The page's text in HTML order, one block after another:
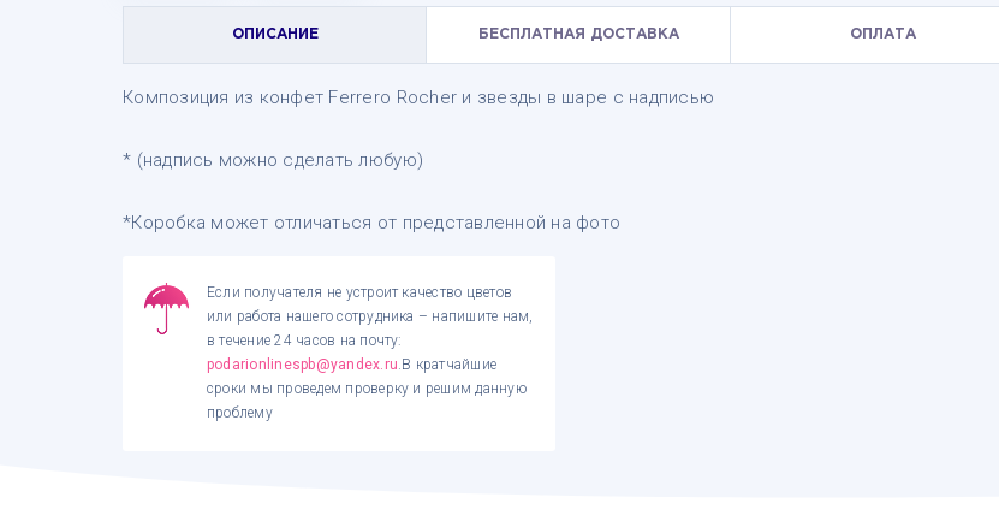
ОПИСАНИЕ БЕСПЛАТНАЯ ДОСТАВКА ОПЛАТА
Композиция из конфет Ferrero Rocher и звезды в шаре с надписью
* (надпись можно сделать любую)
*Коробка может отличаться от представленной на фото
Если получателя не устроит качество цветов
или работа нашего сотрудника – напишите нам,
в течение 24 часов на почту:
podarionlinespb@yandex.ru.В кратчайшие
сроки мы проведем проверку и решим данную
проблему